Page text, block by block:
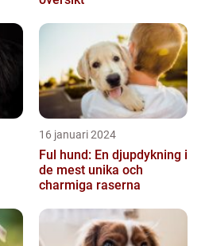
16 januari 2024
Ful hund: En djupdykning i
de mest unika och
charmiga raserna